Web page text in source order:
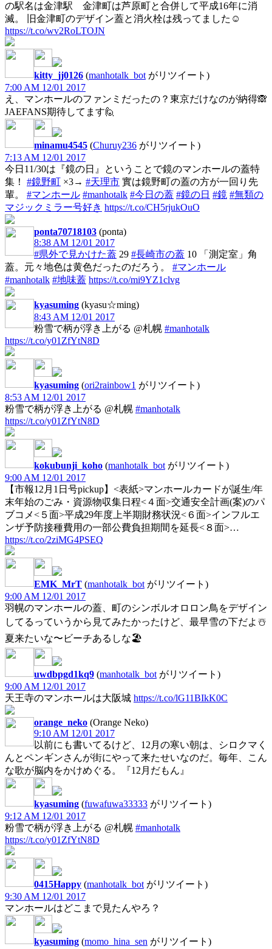
の駅名は金津駅 金津町は芦原町と合併して平成16年に消
滅。 旧金津町のデザイン蓋と消火栓は残ってました☺️
https://t.co/wv2RoLTOJN
kitty_jj0126 (manhotalk_bot がリツイート)
7:00 AM 12/01 2017
え、マンホールのファンミだったの？東京だけなのが納得🙈
JAEFANS期待してます🙋
minamu4545 (Churuy236 がリツイート)
7:13 AM 12/01 2017
今日11/30は『鏡の日』ということで鏡のマンホールの蓋特
集！ #鏡野町 ×3→ #天理市 實は鏡野町の蓋の方が一回り先
輩。 #マンホール #manhotalk #今日の蓋 #鏡の日 #鏡 #無類の
マジックミラー号好き https://t.co/CH5rjukOuO
ponta70718103 (ponta)
8:38 AM 12/01 2017
#県外で見かけた蓋 29 #長崎市の蓋 10 「測定室」角
蓋。元々地色は黄色だったのだろう。 #マンホール
#manhotalk #地味蓋 https://t.co/mi9YZ1clvg
kyasuming (kyasu☆ming)
8:43 AM 12/01 2017
粉雪で柄が浮き上がる @札幌 #manhotalk
https://t.co/y01ZfYtN8D
kyasuming (ori2rainbow1 がリツイート)
8:53 AM 12/01 2017
粉雪で柄が浮き上がる @札幌 #manhotalk
https://t.co/y01ZfYtN8D
kokubunji_koho (manhotalk_bot がリツイート)
9:00 AM 12/01 2017
【市報12月1日号pickup】<表紙>マンホールカードが誕生/年
末年始のごみ・資源物収集日程<４面>交通安全計画(案)のパ
ブコメ<５面>平成29年度上半期財務状況<６面>インフルエ
ンザ予防接種費用の一部公費負担期間を延長<８面>…
https://t.co/2ziMG4PSEQ
EMK_MrT (manhotalk_bot がリツイート)
9:00 AM 12/01 2017
羽幌のマンホールの蓋、町のシンボルオロロン鳥をデザイン
してるっていうから見てみたかったけど、最早雪の下だよ☃️
夏来たいな〜ビーチあるしな🏖
uwdbpgd1kq9 (manhotalk_bot がリツイート)
9:00 AM 12/01 2017
天王寺のマンホールは大阪城 https://t.co/lG11BIkK0C
orange_neko (Orange Neko)
9:10 AM 12/01 2017
以前にも書いてるけど、12月の寒い朝は、シロクマく
んとペンギンさんが街にやって来たせいなのだ。毎年、こん
な歌が脳内をかけめぐる。『12月だもん』
kyasuming (fuwafuwa33333 がリツイート)
9:12 AM 12/01 2017
粉雪で柄が浮き上がる @札幌 #manhotalk
https://t.co/y01ZfYtN8D
0415Happy (manhotalk_bot がリツイート)
9:30 AM 12/01 2017
マンホールはどこまで見たんやろ？
kyasuming (momo_hina_sen がリツイート)